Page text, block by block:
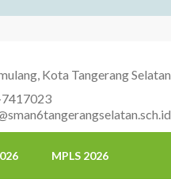
Kota Tangerang Selatan
MPLS 2026